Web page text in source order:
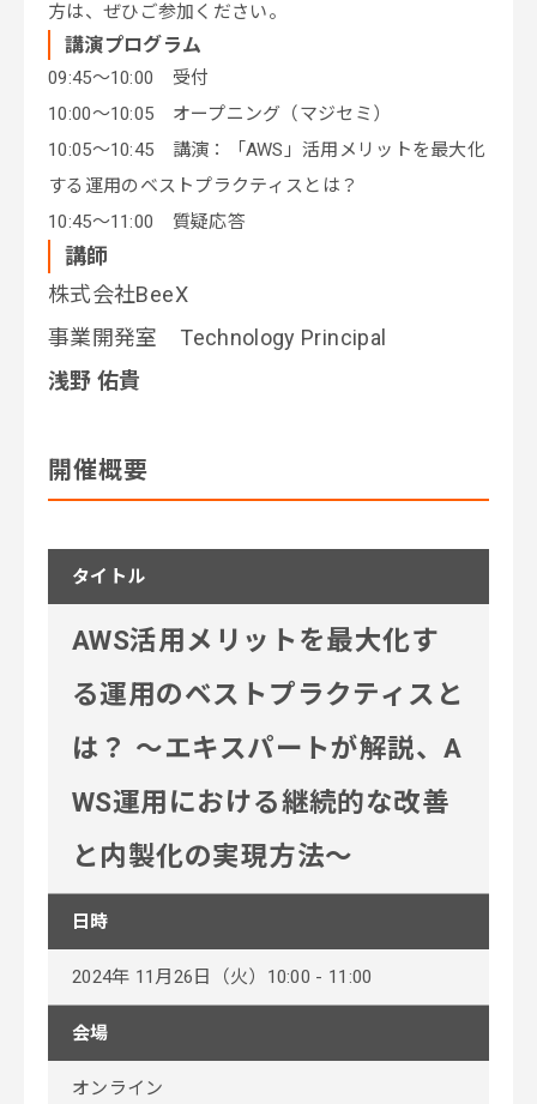
方は、ぜひご参加ください。
講演プログラム
09:45～10:00 受付
10:00～10:05 オープニング（マジセミ）
10:05～10:45 講演：「AWS」活用メリットを最大化
する運用のベストプラクティスとは？
10:45～11:00 質疑応答
講師
株式会社BeeX
事業開発室 Technology Principal
浅野 佑貴
開催概要
タイトル
AWS活用メリットを最大化す
る運用のベストプラクティスと
は？ ～エキスパートが解説、A
WS運用における継続的な改善
と内製化の実現方法～
日時
2024年 11月26日（火）10:00 - 11:00
会場
オンライン